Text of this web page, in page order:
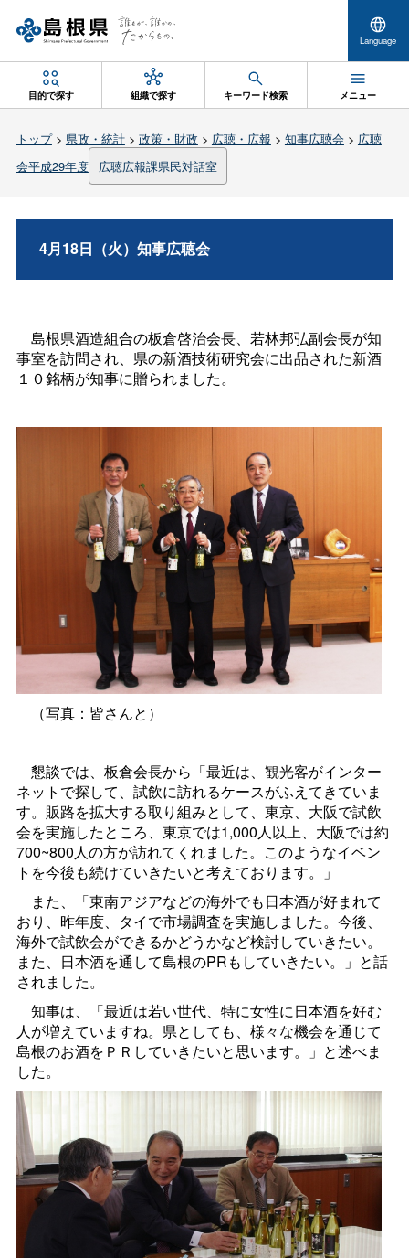
Language
目的で探す 組織で探す キーワード検索 メニュー
トップ> 県政・統計> 政策・財政 > 広聴・広報 > 知事広聴会 > 広聴
会平成29年度
広聴広報課県民対話室
4月18日（火）知事広聴会
島根県酒造組合の板倉啓治会長、若林邦弘副会長が知
事室を訪問され、県の新酒技術研究会に出品された新酒
１０銘柄が知事に贈られました。
（写真：皆さんと）
懇談では、板倉会長から「最近は、観光客がインター
ネットで探して、試飲に訪れるケースがふえてきていま
す。販路を拡大する取り組みとして、東京、大阪で試飲
会を実施したところ、東京では1,000人以上、大阪では約
700~800人の方が訪れてくれました。このようなイベン
トを今後も続けていきたいと考えております。」
また、「東南アジアなどの海外でも日本酒が好まれて
おり、昨年度、タイで市場調査を実施しました。今後、
海外で試飲会ができるかどうかなど検討していきたい。
また、日本酒を通して島根のPRもしていきたい。」と話
されました。
知事は、「最近は若い世代、特に女性に日本酒を好む
人が増えていますね。県としても、様々な機会を通じて
島根のお酒をＰＲしていきたいと思います。」と述べま
した。